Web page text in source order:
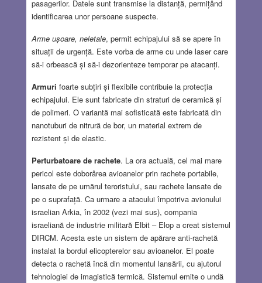
pasagerilor. Datele sunt transmise la distanță, permițând
identificarea unor persoane suspecte.
Arme ușoare, neletale, permit echipajului să se apere în
situații de urgență. Este vorba de arme cu unde laser care
să-i orbească și să-i dezorienteze temporar pe atacanți.
Armuri foarte subțiri și flexibile contribuie la protecția
echipajului. Ele sunt fabricate din straturi de ceramică și
de polimeri. O variantă mai sofisticată este fabricată din
nanotuburi de nitrură de bor, un material extrem de
rezistent și de elastic.
Perturbatoare de rachete. La ora actuală, cel mai mare
pericol este doborârea avioanelor prin rachete portabile,
lansate de pe umărul teroristului, sau rachete lansate de
pe o suprafață. Ca urmare a atacului împotriva avionului
israelian Arkia, în 2002 (vezi mai sus), compania
israeliană de industrie militară Elbit – Elop a creat sistemul
DIRCM. Acesta este un sistem de apărare anti-rachetă
instalat la bordul elicopterelor sau avioanelor. El poate
detecta o rachetă încă din momentul lansării, cu ajutorul
tehnologiei de imagistică termică. Sistemul emite o undă